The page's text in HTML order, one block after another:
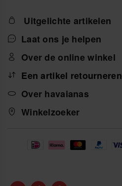
Uitgelichte artikelen
Laat ons je helpen
Over de online winkel
Een artikel retourneren
Over havaianas
Winkelzoeker